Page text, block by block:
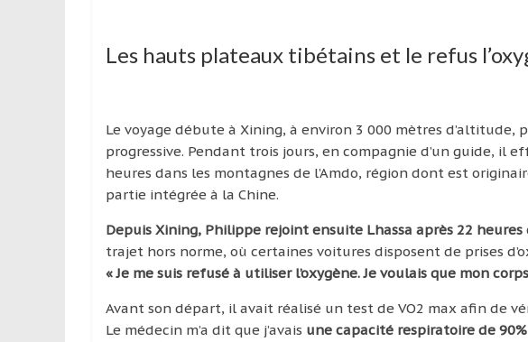
Les hauts plateaux tibétains et le refus
Le voyage débute à Xining, à environ 3 000 mètres
progressive. Pendant trois jours, en compagnie d’un guide, il
heures dans les montagnes de l’Amdo, région dont est
partie intégrée à la Chine.
Depuis Xining, Philippe rejoint ensuite Lhassa après 22
trajet hors norme, où certaines voitures disposent de prises
« Je me suis refusé à utiliser l’oxygène. Je voulais que mon
Avant son départ, il avait réalisé un test de VO2 max afin de
Le médecin m’a dit que j’avais une capacité respiratoire de